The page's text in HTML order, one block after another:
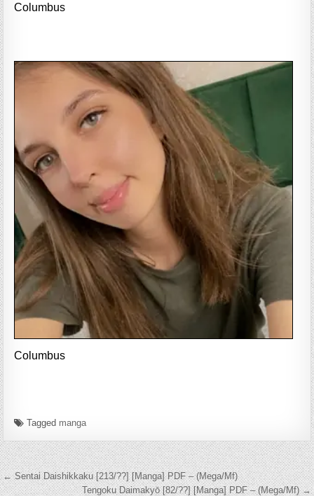
Columbus
Columbus
Tagged manga
Navegación de entradas
← Sentai Daishikkaku [213/??] [Manga] PDF – (Mega/Mf)
Tengoku Daimakyō [82/??] [Manga] PDF – (Mega/Mf) →